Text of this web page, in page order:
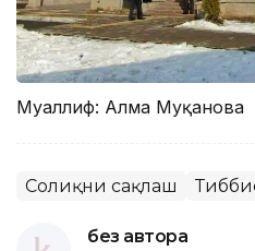
Муаллиф: Алма Муқанова
Соғлиқни сақлаш
без автора